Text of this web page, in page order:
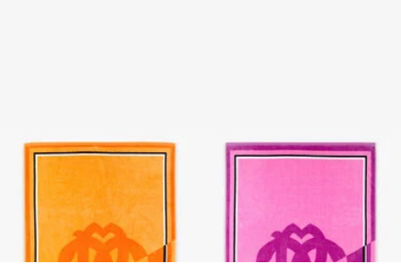
Strandtuch mit Mirror Snake-
Print
3 varianten
Strandtuch mit Mirror Snake-
3 varianten